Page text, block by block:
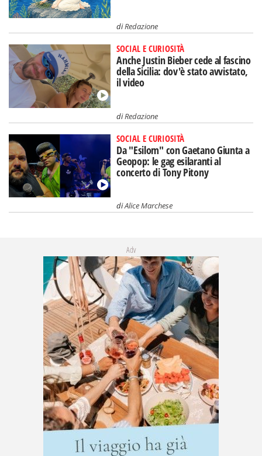
diRedazione
SOCIAL E CURIOSITÀ
Anche Justin Bieber cede al fascino
della Sicilia: dov'è stato avvistato,
il video
diRedazione
SOCIAL E CURIOSITÀ
Da "Esilom" con Gaetano Giunta a
Geopop: le gag esilaranti al
concerto di Tony Pitony
diAlice Marchese
Adv